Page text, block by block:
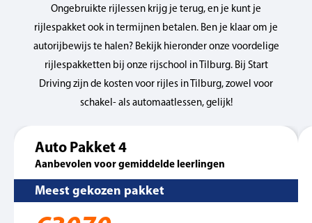
Ongebruikte rijlessen krijg je terug, en je kunt je
rijlespakket ook in termijnen betalen. Ben je klaar om je
autorijbewijs te halen? Bekijk hieronder onze voordelige
rijlespakketten bij onze rijschool in Tilburg. Bij Start
Driving zijn de kosten voor rijles in Tilburg, zowel voor
schakel- als automaatlessen, gelijk!
Auto Pakket 4
Aanbevolen voor gemiddelde leerlingen
Meest gekozen pakket